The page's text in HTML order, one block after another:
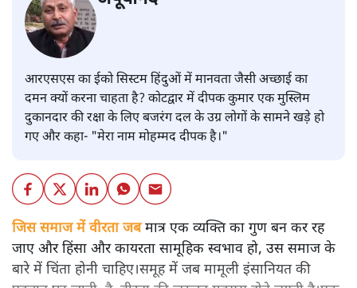
आरएसएस का ईको सिस्टम हिंदुओं में मानवता जैसी अच्छाई का
दमन क्यों करना चाहता है? कोटद्वार में दीपक कुमार एक मुस्लिम
दुकानदार की रक्षा के लिए बजरंग दल के उग्र लोगों के सामने खड़े हो
गए और कहा- "मेरा नाम मोहम्मद दीपक है।"
जिस समाज में वीरता जबमात्र एक व्यक्ति का गुण बन कर रह
जाए और हिंसा और कायरता सामूहिक स्वभाव हो, उस समाज के
बारे में चिंता होनी चाहिए।समूह में जब मामूली इंसानियत की